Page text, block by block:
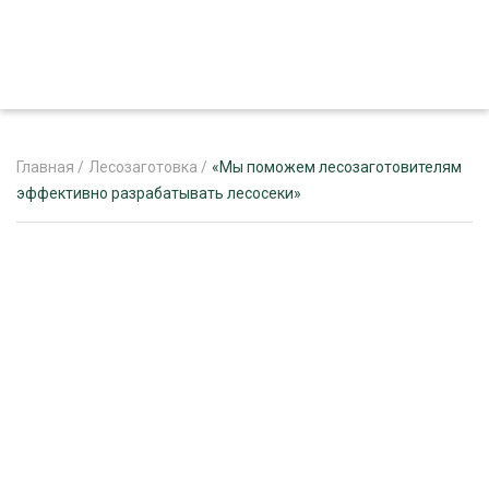
Главная / Лесозаготовка / «Мы поможем лесозаготовителям
эффективно разрабатывать лесосеки»